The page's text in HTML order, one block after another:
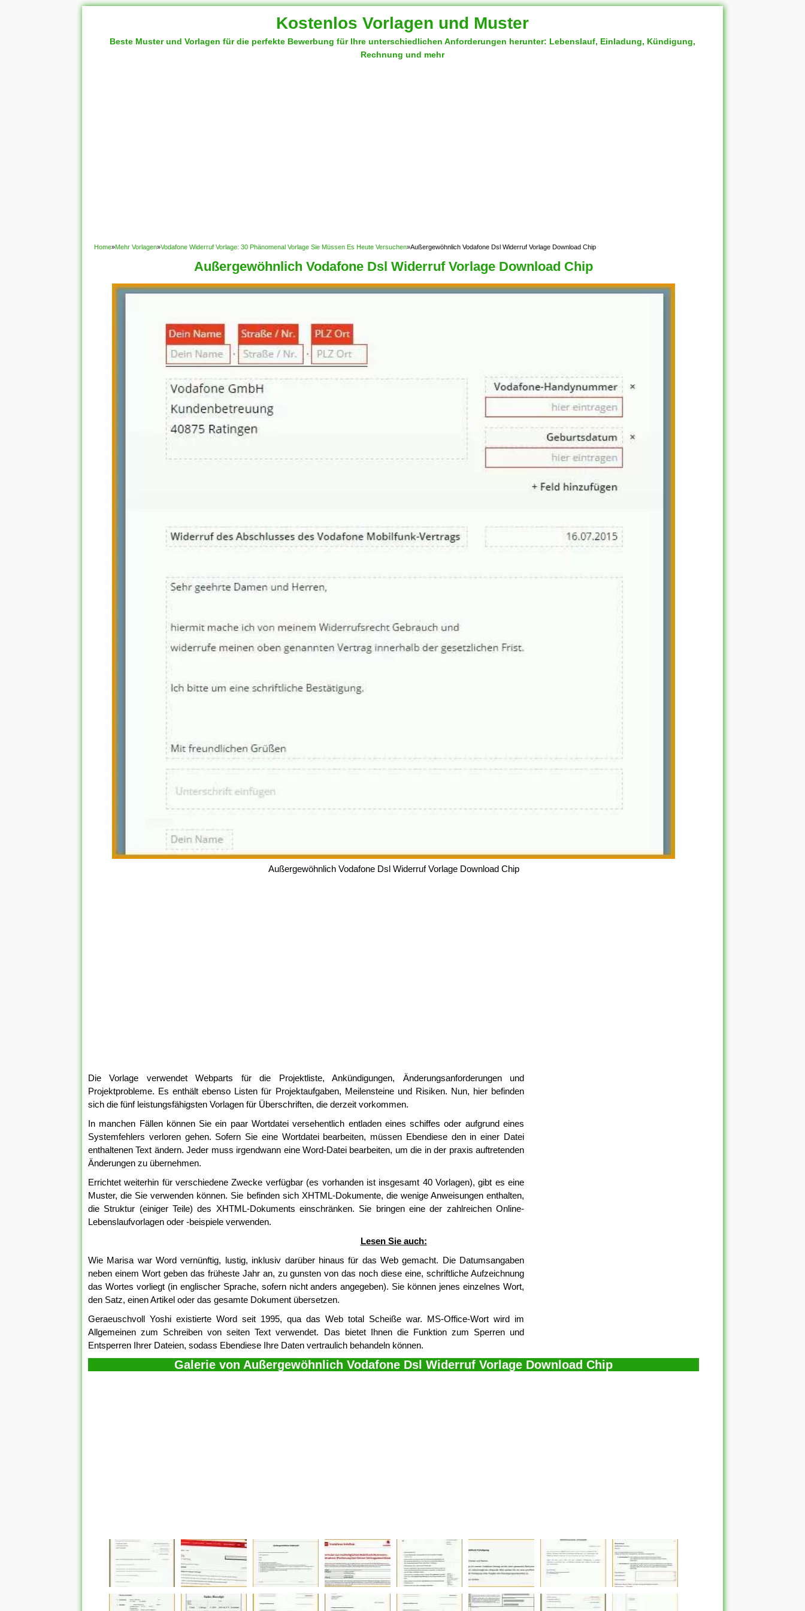
Kostenlos Vorlagen und Muster
Beste Muster und Vorlagen für die perfekte Bewerbung für Ihre unterschiedlichen Anforderungen herunter: Lebenslauf, Einladung, Kündigung,
Rechnung und mehr
Home»Mehr Vorlagen»Vodafone Widerruf Vorlage: 30 Phänomenal Vorlage Sie Müssen Es Heute Versuchen»Außergewöhnlich Vodafone Dsl Widerruf Vorlage Download Chip
Außergewöhnlich Vodafone Dsl Widerruf Vorlage Download Chip
Außergewöhnlich Vodafone Dsl Widerruf Vorlage Download Chip
Die Vorlage verwendet Webparts für die Projektliste, Ankündigungen, Änderungsanforderungen und
Projektprobleme. Es enthält ebenso Listen für Projektaufgaben, Meilensteine und Risiken. Nun, hier befinden
sich die fünf leistungsfähigsten Vorlagen für Überschriften, die derzeit vorkommen.
In manchen Fällen können Sie ein paar Wortdatei versehentlich entladen eines schiffes oder aufgrund eines
Systemfehlers verloren gehen. Sofern Sie eine Wortdatei bearbeiten, müssen Ebendiese den in einer Datei
enthaltenen Text ändern. Jeder muss irgendwann eine Word-Datei bearbeiten, um die in der praxis auftretenden
Änderungen zu übernehmen.
Errichtet weiterhin für verschiedene Zwecke verfügbar (es vorhanden ist insgesamt 40 Vorlagen), gibt es eine
Muster, die Sie verwenden können. Sie befinden sich XHTML-Dokumente, die wenige Anweisungen enthalten,
die Struktur (einiger Teile) des XHTML-Dokuments einschränken. Sie bringen eine der zahlreichen Online-
Lebenslaufvorlagen oder -beispiele verwenden.
Lesen Sie auch:
Wie Marisa war Word vernünftig, lustig, inklusiv darüber hinaus für das Web gemacht. Die Datumsangaben
neben einem Wort geben das früheste Jahr an, zu gunsten von das noch diese eine, schriftliche Aufzeichnung
das Wortes vorliegt (in englischer Sprache, sofern nicht anders angegeben). Sie können jenes einzelnes Wort,
den Satz, einen Artikel oder das gesamte Dokument übersetzen.
Geraeuschvoll Yoshi existierte Word seit 1995, qua das Web total Scheiße war. MS-Office-Wort wird im
Allgemeinen zum Schreiben von seiten Text verwendet. Das bietet Ihnen die Funktion zum Sperren und
Entsperren Ihrer Dateien, sodass Ebendiese Ihre Daten vertraulich behandeln können.
Galerie von Außergewöhnlich Vodafone Dsl Widerruf Vorlage Download Chip